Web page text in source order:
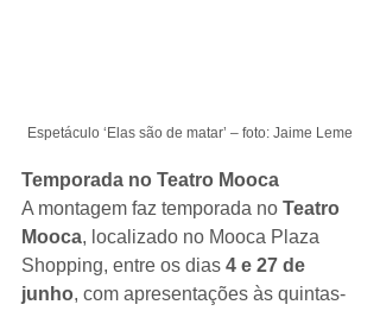
Espetáculo ‘Elas são de matar’ – foto: Jaime Leme
Temporada no Teatro Mooca
A montagem faz temporada no Teatro
Mooca, localizado no Mooca Plaza
Shopping, entre os dias 4 e 27 de
junho, com apresentações às quintas-